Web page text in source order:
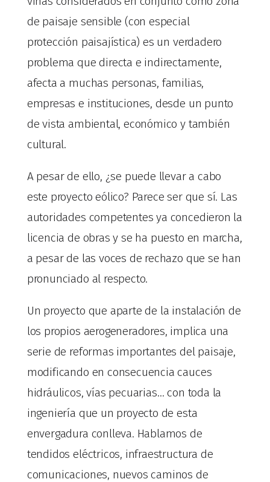
de paisaje sensible (con especial
protección paisajística) es un verdadero
problema que directa e indirectamente,
afecta a muchas personas, familias,
empresas e instituciones, desde un punto
de vista ambiental, económico y también
cultural.
A pesar de ello, ¿se puede llevar a cabo
este proyecto eólico? Parece ser que sí. Las
autoridades competentes ya concedieron la
licencia de obras y se ha puesto en marcha,
a pesar de las voces de rechazo que se han
pronunciado al respecto.
Un proyecto que aparte de la instalación de
los propios aerogeneradores, implica una
serie de reformas importantes del paisaje,
modificando en consecuencia cauces
hidráulicos, vías pecuarias… con toda la
ingeniería que un proyecto de esta
envergadura conlleva. Hablamos de
tendidos eléctricos, infraestructura de
comunicaciones, nuevos caminos de